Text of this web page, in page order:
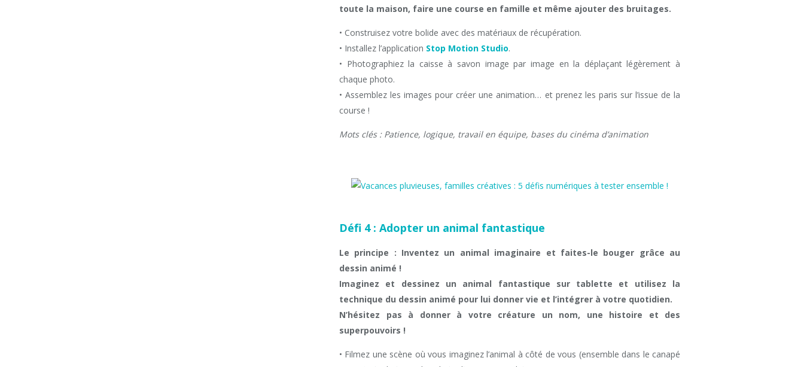
toute la maison, faire une course en famille et même ajouter des bruitages.
• Construisez votre bolide avec des matériaux de récupération.
• Installez l’application Stop Motion Studio.
• Photographiez la caisse à savon image par image en la déplaçant légèrement à
chaque photo.
• Assemblez les images pour créer une animation… et prenez les paris sur l’issue de la
course !
Mots clés : Patience, logique, travail en équipe, bases du cinéma d’animation
Défi 4 : Adopter un animal fantastique
Le principe : Inventez un animal imaginaire et faites-le bouger grâce au
dessin animé !
Imaginez et dessinez un animal fantastique sur tablette et utilisez la
technique du dessin animé pour lui donner vie et l’intégrer à votre quotidien.
N’hésitez pas à donner à votre créature un nom, une histoire et des
superpouvoirs !
• Filmez une scène où vous imaginez l’animal à côté de vous (ensemble dans le canapé